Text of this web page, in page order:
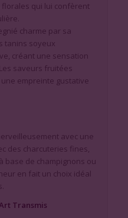
qui lui confèrent
charme par sa
tanins soyeux
créant une sensation
saveurs fruitées
empreinte gustative
avec une
des charcuteries fines,
base de champignons ou
en fait un choix idéal
Transmis